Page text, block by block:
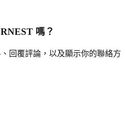
嗎？
回覆評論，以及顯示你的聯絡方